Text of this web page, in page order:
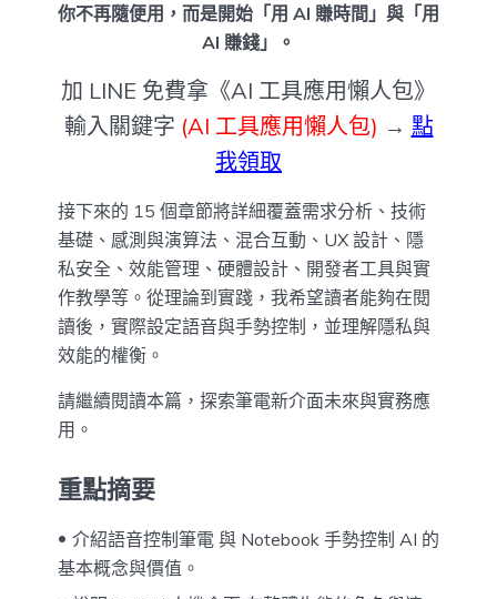
你不再隨便用，而是開始「用 AI 賺時間」與「用
AI 賺錢」。
加 LINE 免費拿《AI 工具應用懶人包》
輸入關鍵字 (AI 工具應用懶人包) → 點
我領取
接下來的 15 個章節將詳細覆蓋需求分析、技術
基礎、感測與演算法、混合互動、UX 設計、隱
私安全、效能管理、硬體設計、開發者工具與實
作教學等。從理論到實踐，我希望讀者能夠在閱
讀後，實際設定語音與手勢控制，並理解隱私與
效能的權衡。
請繼續閱讀本篇，探索筆電新介面未來與實務應
用。
重點摘要
介紹語音控制筆電 與 Notebook 手勢控制 AI 的
基本概念與價值。